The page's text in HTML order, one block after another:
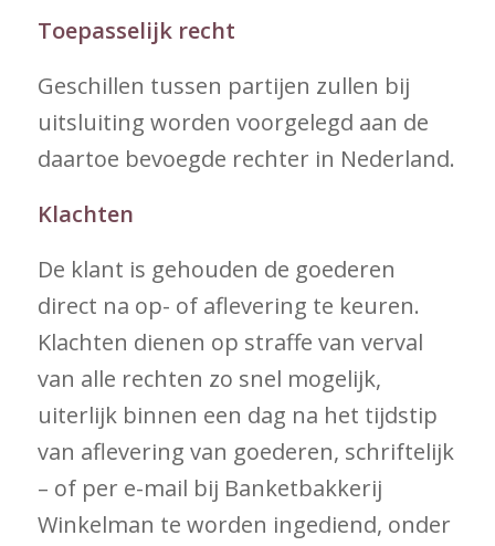
Toepasselijk recht
Geschillen tussen partijen zullen bij
uitsluiting worden voorgelegd aan de
daartoe bevoegde rechter in Nederland.
Klachten
De klant is gehouden de goederen
direct na op- of aflevering te keuren.
Klachten dienen op straffe van verval
van alle rechten zo snel mogelijk,
uiterlijk binnen een dag na het tijdstip
van aflevering van goederen, schriftelijk
– of per e-mail bij Banketbakkerij
Winkelman te worden ingediend, onder